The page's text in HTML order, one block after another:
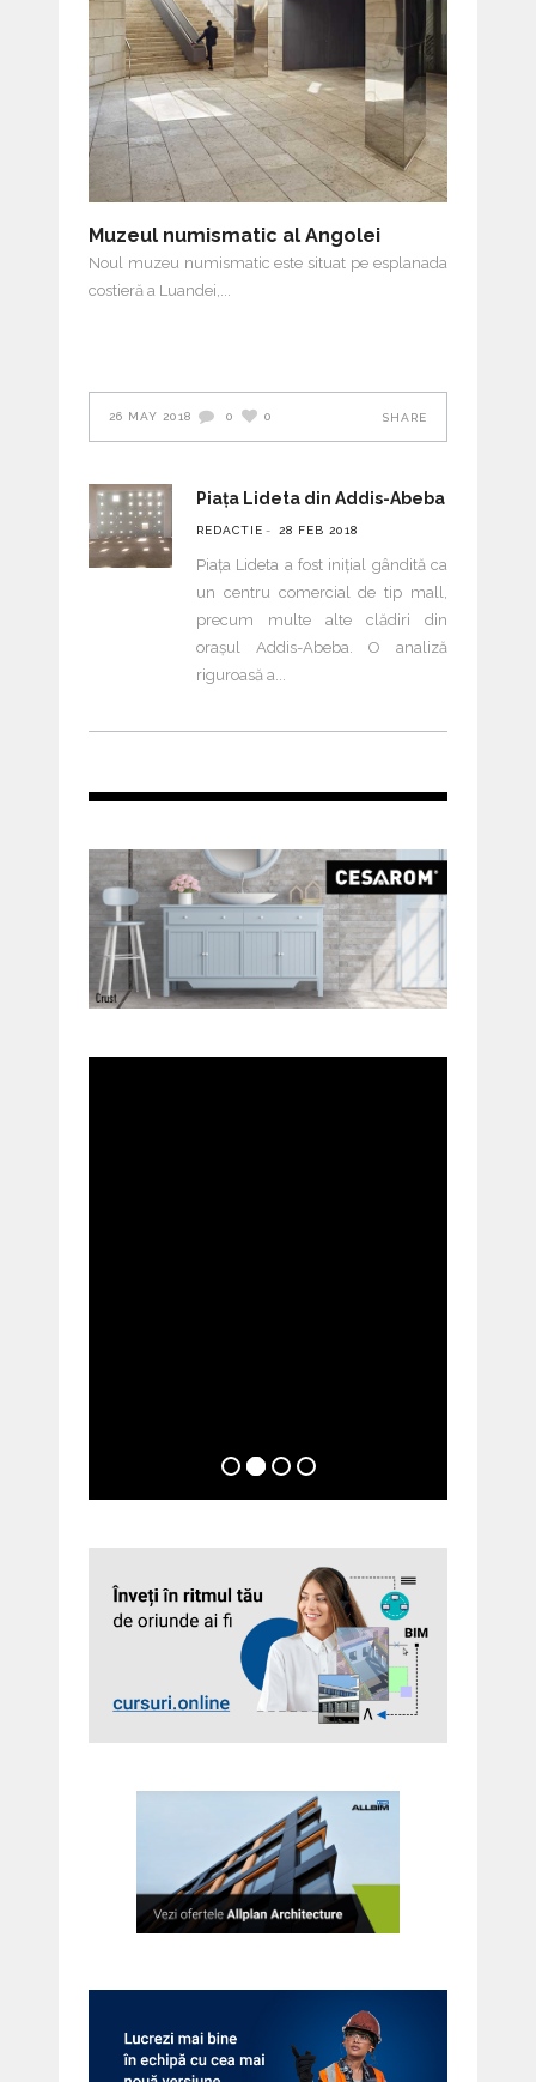
Muzeul numismatic al Angolei
Noul muzeu numismatic este situat pe esplanada
costieră a Luandei,
26 MAY 2018 0 0 SHARE
Piața Lideta din Addis-Abeba
REDACTIE 28 FEB 2018
Piața Lideta a fost inițial gândită ca
un centru comercial de tip mall,
precum multe alte clădiri din
orașul Addis-Abeba. O analiză
riguroasă a